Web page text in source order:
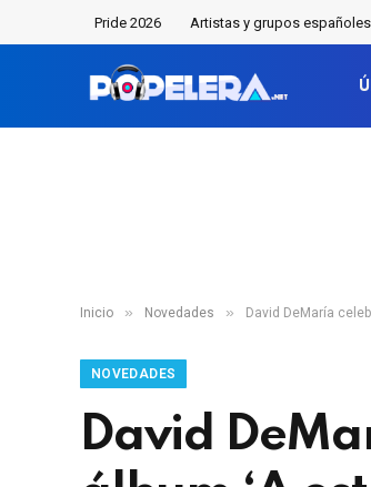
Pride 2026 Artistas y grupos españoles
Inicio » Novedades » David DeMaría
NOVEDADES
David